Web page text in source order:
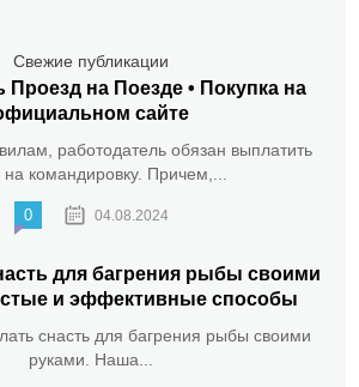
Свежие публикации
Проезд на Поезде • Покупка на
сайте
работодатель обязан выплатить
на командировку. Причем,...
0 04.08.2024
для багрения рыбы своими
и эффективные способы
снасть для багрения рыбы своими
руками. Наша...